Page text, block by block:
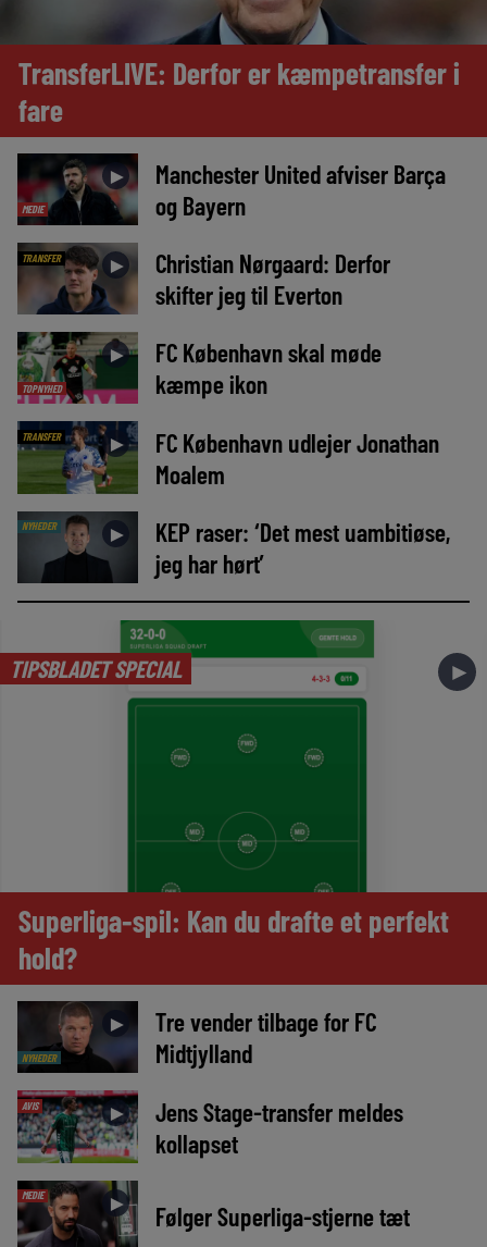
TransferLIVE: Derfor er kæmpetransfer i
fare
MEDIE
►
Manchester United afviser Barça
og Bayern
TRANSFER ►
Christian Nørgaard: Derfor
skifter jeg til Everton
TOPNYHED
►
FC København skal møde
kæmpe ikon
TRANSFER ►
FC København udlejer Jonathan
Moalem
NYHEDER ►
KEP raser: ‘Det mest uambitiøse,
jeg har hørt’
TIPSBLADET SPECIAL ►
Superliga-spil: Kan du drafte et perfekt
hold?
NYHEDER
►
Tre vender tilbage for FC
Midtjylland
AVIS ►
Jens Stage-transfer meldes
kollapset
MEDIE ► Følger Superliga-stjerne tæt